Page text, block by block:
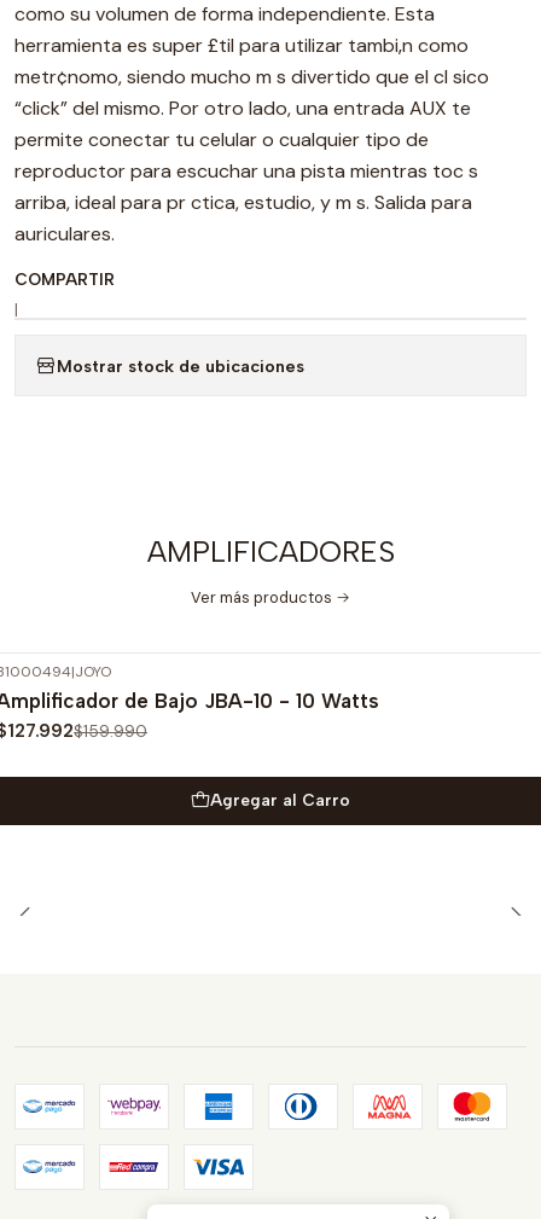
como su volumen de forma independiente. Esta
herramienta es super £til para utilizar tambi‚n como
metr¢nomo, siendo mucho m s divertido que el cl sico
“click” del mismo. Por otro lado, una entrada AUX te
permite conectar tu celular o cualquier tipo de
reproductor para escuchar una pista mientras toc s
arriba, ideal para pr ctica, estudio, y m s. Salida para
auriculares.
COMPARTIR
|
Mostrar stock de ubicaciones
AMPLIFICADORES
Ver más productos
OFF
|JOYO
de Bajo JBA-10 - 10 Watts
$159.990
Agregar al Carro